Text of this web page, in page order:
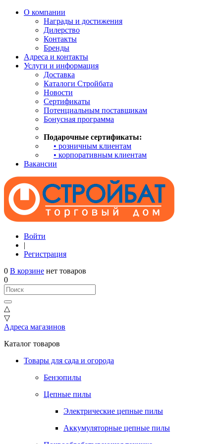
О компании
Награды и достижения
Дилерство
Контакты
Бренды
Адреса и контакты
Услуги и информация
Доставка
Каталоги Стройбата
Новости
Сертификаты
Потенциальным поставщикам
Бонусная программа
Подарочные сертификаты:
• розничным клиентам
• корпоративным клиентам
Вакансии
Войти
|
Регистрация
0 В корзине нет товаров
0
△
▽
Адреса магазинов
Каталог товаров
Товары для сада и огорода
Бензопилы
Цепные пилы
Электрические цепные пилы
Аккумуляторные цепные пилы